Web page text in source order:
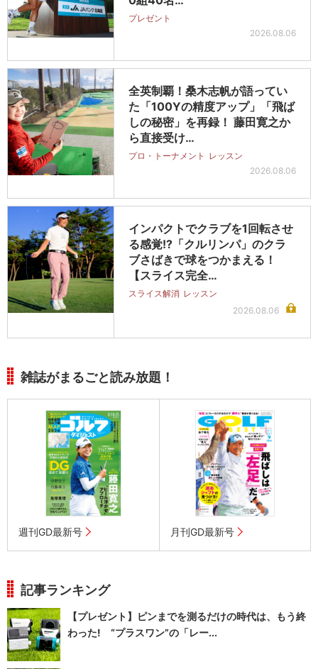
プレゼント
2026.08.06
全英制覇！桑木志帆が語ってい
た「100Yの精度アップ」「飛ば
しの秘密」を再録！ 藤田寛之か
ら直接受け…
プロ・トーナメント レッスン
2026.08.06
インパクトでクラブを1回転させ
る感覚!?「クルリンパ」のクラ
ブさばきで球をつかまえる！
【スライス完全…
スライス解消 レッスン
2026.08.06
雑誌がまるごと読み放題！
週刊GD最新号 月刊GD最新号
記事ランキング
【プレゼント】ピンまでを測るだけの時代は、もう終
わった! “プラスワン”の「レー...